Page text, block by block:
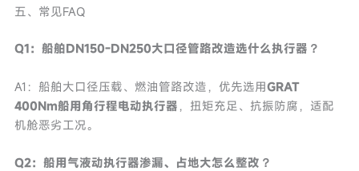
五、常见FAQ
Q1：船舶DN150-DN250大口径管路改造选什么执行器？
A1：船舶大口径压载、燃油管路改造，优先选用GRAT
400Nm船用角行程电动执行器 ，扭矩充足、抗振防腐，适配
机舱恶劣工况。
Q2：船用气液动执行器渗漏、占地大怎么整改？